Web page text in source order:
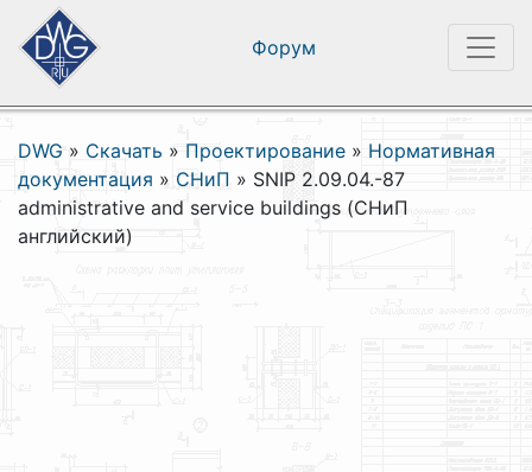
Форум
DWG » Скачать » Проектирование » Нормативная
документация » СНиП » SNIP 2.09.04.-87
administrative and service buildings (СНиП
английский)